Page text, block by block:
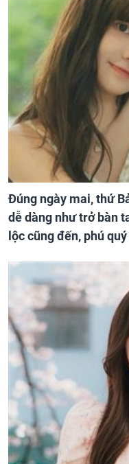
Đúng ngày mai, thứ
dễ dàng như trở bàn
lộc cũng đến, phú